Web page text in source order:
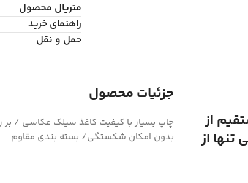
متریال محصول
راهنمای خرید
حمل و نقل
از
از
جزئیات محصول
بدون امکان شکستگی/ بسته بندی مقاوم